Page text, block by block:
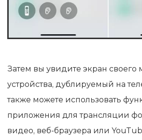
Затем вы увидите экран своего
устройства, дублируемый на
также можете использовать
приложения для трансляции
видео, веб-браузера или